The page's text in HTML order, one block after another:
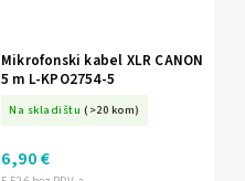
Mikrofonski kabel XLR CANON
5 m L-KPO2754-5
Na skladištu (>20 kom)
6,90 €